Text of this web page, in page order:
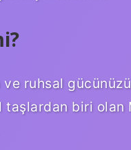
ruhsal gücünüzü
taşlardan biri